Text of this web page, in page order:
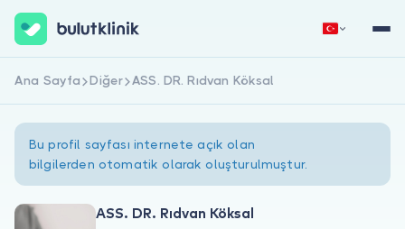
Hemen Kaydol Giriş Yap
Ana Sayfa Diğer ASS. DR. Rıdvan Köksal
Bu profil sayfası internete açık olan
bilgilerden otomatik olarak oluşturulmuştur.
ASS. DR. Rıdvan Köksal